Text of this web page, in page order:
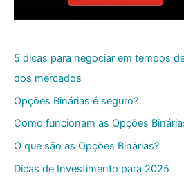
5 dicas para negociar em tempos
dos mercados
Opções Binárias é seguro?
Como funcionam as Opções
O que são as Opções Binárias?
Dicas de Investimento para 2025